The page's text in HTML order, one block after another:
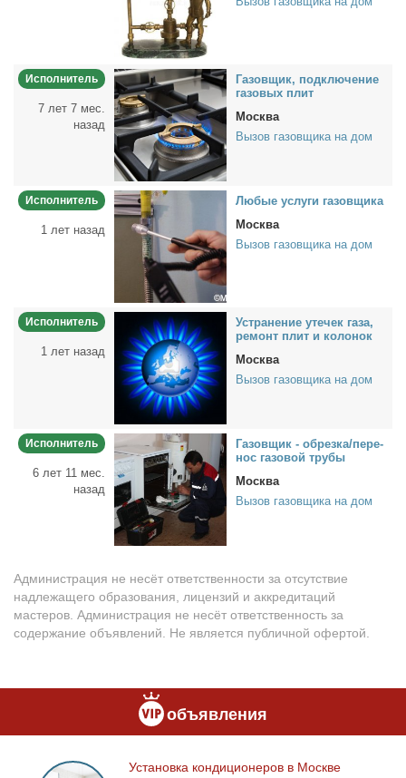
Исполнитель
7 лет 7 мес.
назад
Га­зов­щик, под­клю­че­ние
га­зо­вых плит
Москва
Вызов газовщика на дом
Исполнитель
1 лет назад
Лю­бые услу­ги га­зов­щи­ка
Москва
Вызов газовщика на дом
Исполнитель
1 лет назад
Устра­не­ние уте­чек га­за,
ре­монт плит и ко­ло­нок
Москва
Вызов газовщика на дом
Исполнитель
6 лет 11 мес.
назад
Га­зов­щик - об­рез­ка/пе­ре­
нос га­зо­вой тру­бы
Москва
Вызов газовщика на дом
Администрация не несёт ответственности за отсутствие
надлежащего образования, лицензий и аккредитаций
мастеров. Администрация не несёт ответственность за
содержание объявлений. Не является публичной офертой.
объявления
Установка
Уста­нов­ка кон­ди­ци­о­не­ров в Москве